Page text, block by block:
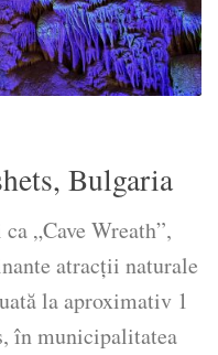
Bulgaria
„Cave Wreath”,
atracţii naturale
la aproximativ 1
în municipalitatea